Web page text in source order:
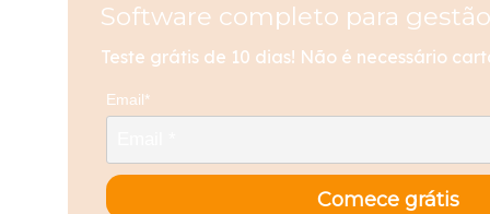
Software completo para
Teste grátis de 10 dias! Não é necessário
Email*
Comece grátis